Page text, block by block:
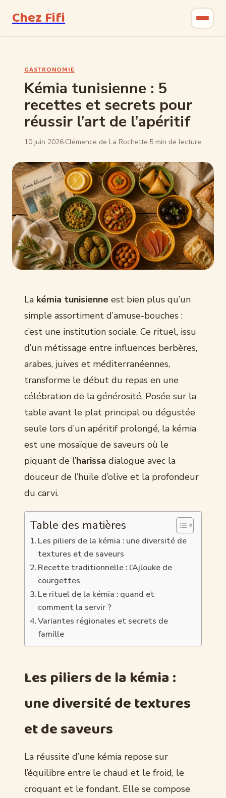
Chez Fifi
Bricolage
Jardinage
GASTRONOMIE
Kémia tunisienne : 5
recettes et secrets pour
réussir l’art de l’apéritif
10 juin 2026·Clémence de La Rochette·5 min de lecture
La kémia tunisienne est bien plus qu’un
simple assortiment d’amuse-bouches :
c’est une institution sociale. Ce rituel, issu
d’un métissage entre influences berbères,
arabes, juives et méditerranéennes,
transforme le début du repas en une
célébration de la générosité. Posée sur la
table avant le plat principal ou dégustée
seule lors d’un apéritif prolongé, la kémia
est une mosaïque de saveurs où le
piquant de l’harissa dialogue avec la
douceur de l’huile d’olive et la profondeur
du carvi.
Table des matières
Les piliers de la kémia : une diversité de
textures et de saveurs
Recette traditionnelle : l’Ajlouke de
courgettes
Le rituel de la kémia : quand et
comment la servir ?
Variantes régionales et secrets de
famille
Les piliers de la kémia :
une diversité de textures
et de saveurs
La réussite d’une kémia repose sur
l’équilibre entre le chaud et le froid, le
croquant et le fondant. Elle se compose